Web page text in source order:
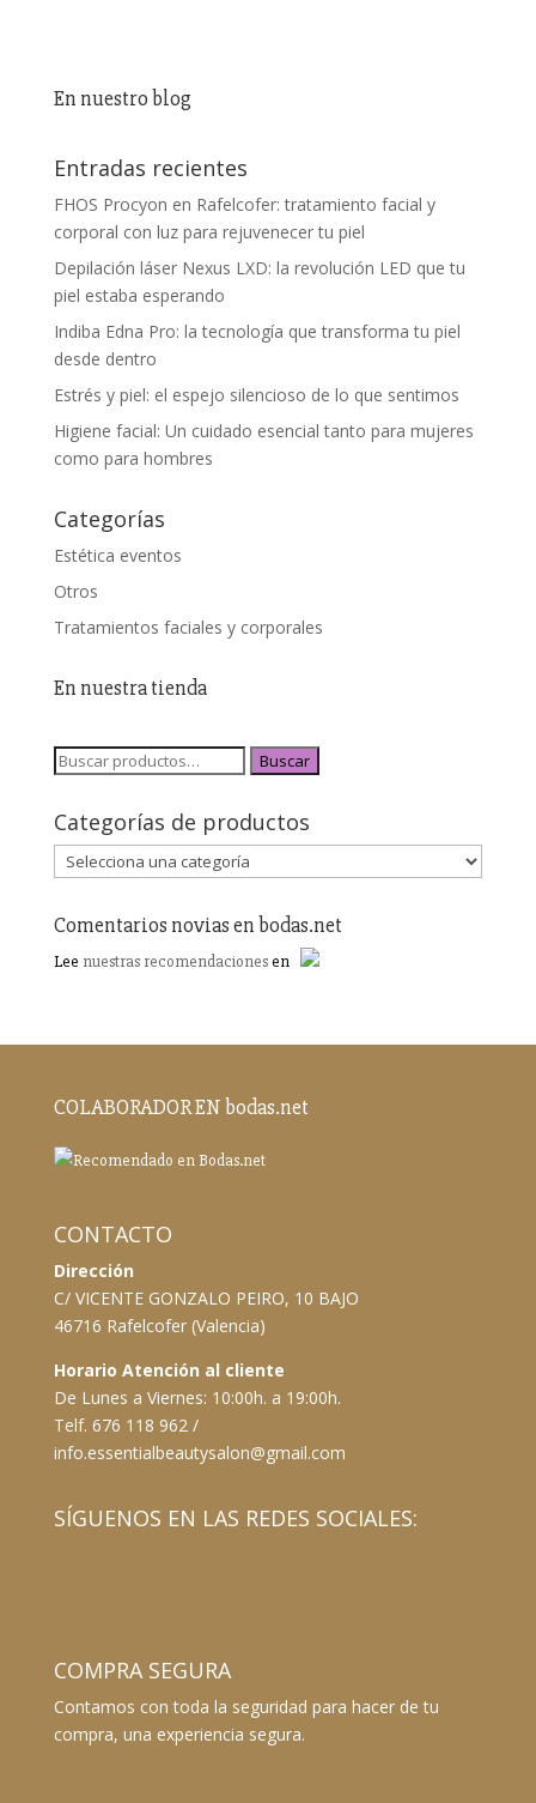
En nuestro blog
Entradas recientes
FHOS Procyon en Rafelcofer: tratamiento facial y
corporal con luz para rejuvenecer tu piel
Depilación láser Nexus LXD: la revolución LED que tu
piel estaba esperando
Indiba Edna Pro: la tecnología que transforma tu piel
desde dentro
Estrés y piel: el espejo silencioso de lo que sentimos
Higiene facial: Un cuidado esencial tanto para mujeres
como para hombres
Categorías
Estética eventos
Otros
Tratamientos faciales y corporales
En nuestra tienda
Buscar
Categorías de productos
Comentarios novias en bodas.net
Lee nuestras recomendacionesen
COLABORADOR EN bodas.net
CONTACTO
Dirección
C/ VICENTE GONZALO PEIRO, 10 BAJO
46716 Rafelcofer (Valencia)
Horario Atención al cliente
De Lunes a Viernes: 10:00h. a 19:00h.
Telf. 676 118 962 /
info.essentialbeautysalon@gmail.com
SÍGUENOS EN LAS REDES SOCIALES:
COMPRA SEGURA
Contamos con toda la seguridad para hacer de tu
compra, una experiencia segura.